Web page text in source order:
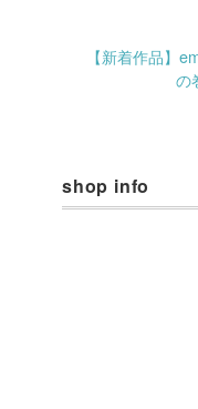
【新着作品】
の
shop info